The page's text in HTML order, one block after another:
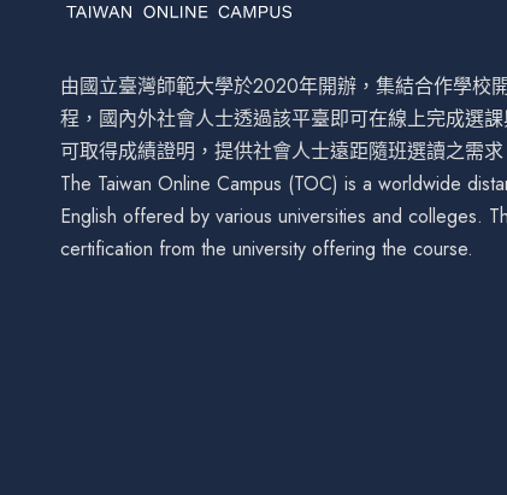
由國立臺灣師範大學於2020年開辦，集結合作學校
程，國內外社會人士透過該平臺即可在線上完成選
可取得成績證明，提供社會人士遠距隨班選讀之需求
The Taiwan Online Campus (TOC) is a worldwide
English offered by various universities and colleges.
certification from the university offering the course.